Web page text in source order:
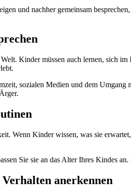
und nachher gemeinsam
Kinder müssen auch lernen, sich
sozialen Medien und dem
Wenn Kinder wissen, was sie
Sie sie an das Alter Ihres Kindes
anerkennen